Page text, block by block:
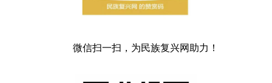
微信扫一扫，为民族复兴网助力！